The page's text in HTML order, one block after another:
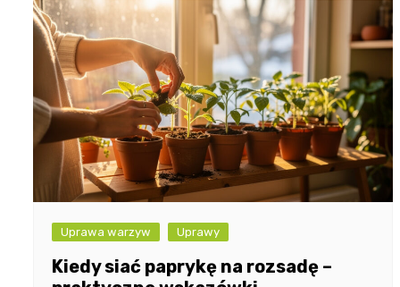
Uprawa warzyw Uprawy
Kiedy siać paprykę na rozsadę –